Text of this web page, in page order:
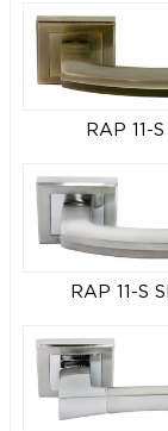
RAP 11-
RAP 11-S